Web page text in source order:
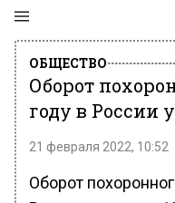
ОБЩЕСТВО
Оборот
году в России
21 февраля 2022, 10:52
Оборот